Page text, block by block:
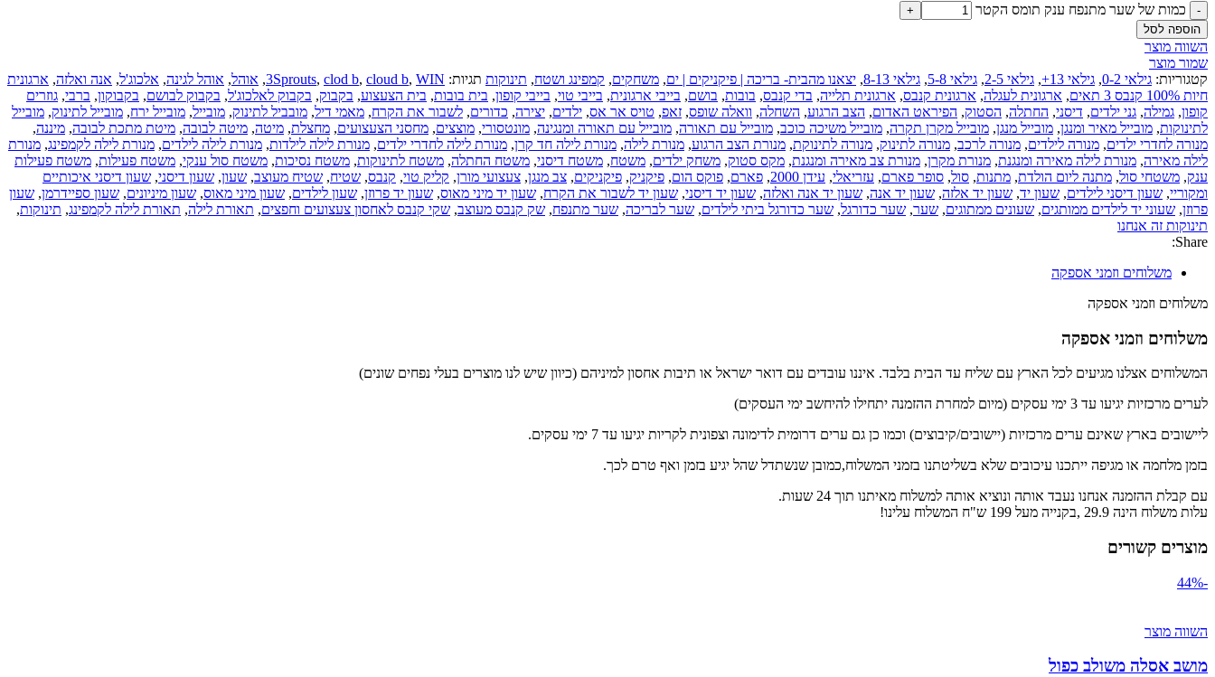
כמות של שער מתנפח ענק תומס הקטר
הוספה לסל
השווה מוצר
שמור מוצר
קטגוריות: גילאי 0-2 , גילאי 13+ , גילאי 2-5 , גילאי 5-8 , גילאי 8-13 , יצאנו מהבית- בריכה | פיקניקים | ים, משחקים, קמפינג ושטח, תינוקות תגיות: 3Sprouts, clod b, cloud b, WIN
, אוהל, אוהל לגינה, אלכוג'ל, אנה ואלזה, ארגונית
חיות 100% קנבס 3 תאים
, ארגונית לעגלה, ארגונית קנבס, ארגונית תלייה, בדי קנבס, בובות, בושם, בייבי ארגונית, בייבי טוי, בייבי קופון, בית בובות, בית הצעצוע, בקבוק, בקבוק לאלכוג'ל, בקבוק לבושם, בקבוקון, ברבי, גוזרים
קופון, גמילה, גני ילדים, דיסני, החתלה, הסטוק, הפיראט האדום, הצב הרגוע, השחלה, וואלה שופס, זאפ, טויס אר אס, ילדים, יצירה, כדורים, לשבור את הקרח, מאמי דיל, מובביל לתינוק, מובייל, מובייל ירח, מובייל לתינוק, מובייל
לתינוקות, מובייל מאיר ומנגן, מובייל מנגן, מובייל מקרן תקרה, מובייל משיכה כוכב, מובייל עם תאורה, מובייל עם תאורה ומנגינה, מונטסורי, מוצצים, מחסני הצעצועים, מחצלת, מיטה, מיטה לבובה, מיטת מתכת לבובה, מיננה,
מנורה לחדרי ילדים, מנורה לילדים, מנורה לרכב, מנורה לתינוק, מנורה לתינוקת, מנורת הצב הרגוע, מנורת לילה, מנורת לילה חד קרן, מנורת לילה לחדרי ילדים, מנורת לילה לילדות, מנורת לילה לילדים, מנורת לילה לקמפינג, מנורת
לילה מאירה, מנורת לילה מאירה ומנגנת, מנורת מקרן, מנורת צב מאירה ומנגנת, מקס סטוק, משחק ילדים, משטח, משטח דיסני, משטח החתלה, משטח לתינוקות, משטח נסיכות, משטח סול ענקי, משטח פעילות, משטח פעילות
ענק, משטחי סול, מתנה ליום הולדת, מתנות, סול, סופר פארם, עזריאלי, עידן 2000 , פארם, פוקס הום, פיקניק, פיקניקים, צב מנגן, צעצועי מורן, קליק טוי, קנבס, שטיח, שטיח מעוצב, שעון, שעון דיסני, שעון דיסני איכותיים
ומקוריי, שעון דיסני לילדים, שעון יד, שעון יד אלזה, שעון יד אנה, שעון יד אנה ואלזה, שעון יד דיסני, שעון יד לשבור את הקרח, שעון יד מיני מאוס, שעון יד פרוזן, שעון לילדים, שעון מיני מאוס, שעון מיניונים, שעון ספיידרמן, שעון
פרוזן, שעוני יד לילדים ממותגים, שעונים ממתוגים, שער, שער כדורגל, שער כדורגל ביתי לילדים, שער לבריכה, שער מתנפח, שק קנבס מעוצב, שקי קנבס לאחסון צעצועים וחפצים, תאורת לילה, תאורת לילה לקמפינג, תינוקות,
תינוקות זה אנחנו
Share:
משלוחים וזמני אספקה
משלוחים וזמני אספקה
משלוחים וזמני אספקה
המשלוחים אצלנו מגיעים לכל הארץ עם שליח עד הבית בלבד. איננו עובדים עם דואר ישראל או תיבות אחסון למיניהם (כיוון שיש לנו מוצרים בעלי נפחים שונים)
לערים מרכזיות יגיעו עד 3 ימי עסקים (מיום למחרת ההזמנה יתחילו להיחשב ימי העסקים)
ליישובים בארץ שאינם ערים מרכזיות (יישובים/קיבוצים) וכמו כן גם ערים דרומית לדימונה וצפונית לקריות יגיעו עד 7 ימי עסקים.
בזמן מלחמה או מגיפה ייתכנו עיכובים שלא בשליטתנו בזמני המשלוח,כמובן שנשתדל שהל יגיע בזמן ואף טרם לכך.
עם קבלת ההזמנה אנחנו נעבד אותה ונוציא אותה למשלוח מאיתנו תוך 24 שעות.
עלות משלוח הינה 29.9 ,בקנייה מעל 199 ש"ח המשלוח עלינו!
מוצרים קשורים
-44%
השווה מוצר
מושב אסלה משולב כפול